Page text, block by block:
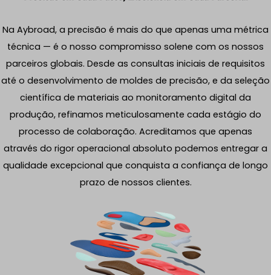
Na Aybroad, a precisão é mais do que apenas uma métrica
técnica — é o nosso compromisso solene com os nossos
parceiros globais. Desde as consultas iniciais de requisitos
até o desenvolvimento de moldes de precisão, e da seleção
científica de materiais ao monitoramento digital da
produção, refinamos meticulosamente cada estágio do
processo de colaboração. Acreditamos que apenas
através do rigor operacional absoluto podemos entregar a
qualidade excepcional que conquista a confiança de longo
prazo de nossos clientes.